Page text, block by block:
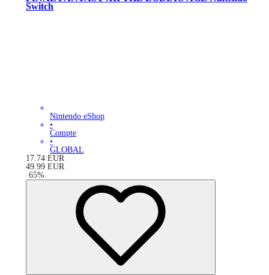
Switch
Nintendo eShop
•
Compte
•
GLOBAL
17.74 EUR
49.99 EUR
-65%